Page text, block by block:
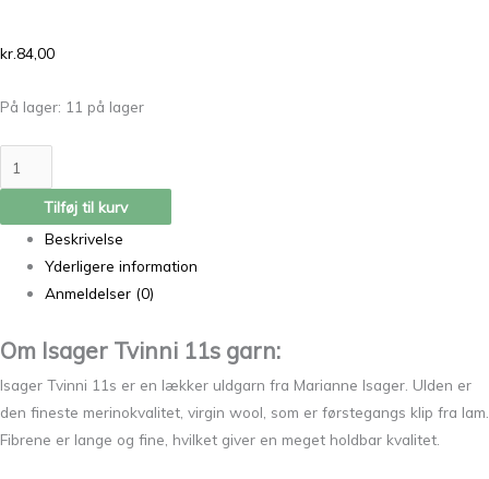
kr.84,00
På lager: 11 på lager
Tilføj til kurv
Beskrivelse
Yderligere information
Anmeldelser (0)
Om Isager Tvinni 11s garn:
Isager Tvinni 11s er en lækker uldgarn fra Marianne Isager. Ulden er
den fineste merinokvalitet, virgin wool, som er førstegangs klip fra lam.
Fibrene er lange og fine, hvilket giver en meget holdbar kvalitet.